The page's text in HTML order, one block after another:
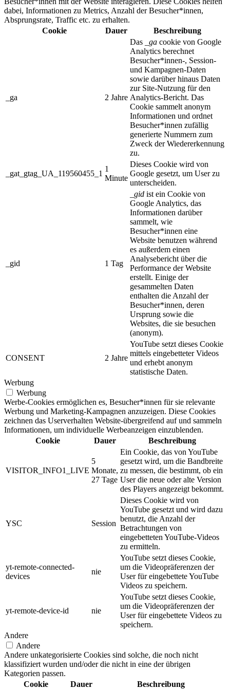
dabei, Informationen zu Metrics, Anzahl der Besucher*innen,
Absprungsrate, Traffic etc. zu erhalten.
Cookie
Dauer Beschreibung
_ga 2 Jahre
Das _ga cookie von Google
Analytics berechnet
Besucher*innen-, Session-
und Kampagnen-Daten
sowie darüber hinaus Daten
zur Site-Nutzung für den
Analytics-Bericht. Das
Cookie sammelt anonym
Informationen und ordnet
Besucher*innen zufällig
generierte Nummern zum
Zweck der Wiedererkennung
zu.
_gat_gtag_UA_119560455_1
1
Minute
Dieses Cookie wird von
Google gesetzt, um User zu
unterscheiden.
_gid 1 Tag
_gid ist ein Cookie von
Google Analytics, das
Informationen darüber
sammelt, wie
Besucher*innen eine
Website benutzen während
es außerdem einen
Analysebericht über die
Performance der Website
erstellt. Einige der
gesammelten Daten
enthalten die Anzahl der
Besucher*innen, deren
Ursprung sowie die
Websites, die sie besuchen
(anonym).
CONSENT 2 Jahre
YouTube setzt dieses Cookie
mittels eingebetteter Videos
und erhebt anonym
statistische Daten.
Werbung
Werbung
Werbe-Cookies ermöglichen es, Besucher*innen für sie relevante
Werbung und Marketing-Kampagnen anzuzeigen. Diese Cookies
zeichnen das Userverhalten Website-übergreifend auf und sammeln
Informationen, um individuelle Werbeanzeigen einzublenden.
Cookie
Dauer Beschreibung
VISITOR_INFO1_LIVE
5
Monate,
27 Tage
Ein Cookie, das von YouTube
gesetzt wird, um die Bandbreite
zu messen, die bestimmt, ob ein
User die neue oder alte Version
des Players angezeigt bekommt.
YSC Session
Dieses Cookie wird von
YouTube gesetzt und wird dazu
benutzt, die Anzahl der
Betrachtungen von
eingebetteten YouTube-Videos
zu ermitteln.
yt-remote-connected-
devices
nie
YouTube setzt dieses Cookie,
um die Videopräferenzen der
User für eingebettete YouTube
Videos zu speichern.
yt-remote-device-id nie
YouTube setzt dieses Cookie,
um die Videopräferenzen der
User für eingebettete Videos zu
speichern.
Andere
Andere
Andere unkategorisierte Cookies sind solche, die noch nicht
klassifiziert wurden und/oder die nicht in eine der übrigen
Kategorien passen.
Cookie
Dauer Beschreibung